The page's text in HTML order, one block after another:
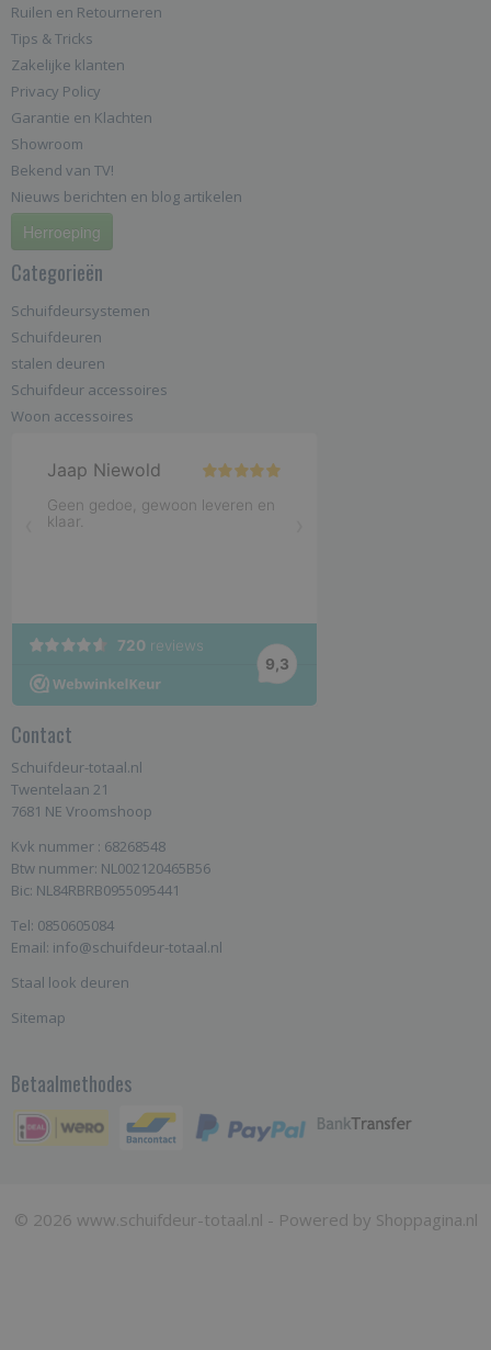
Ruilen en Retourneren
Tips & Tricks
Zakelijke klanten
Privacy Policy
Garantie en Klachten
Showroom
Bekend van TV!
Nieuws berichten en blog artikelen
Herroeping
Categorieën
Schuifdeursystemen
Schuifdeuren
stalen deuren
Schuifdeur accessoires
Woon accessoires
Contact
Schuifdeur-totaal.nl
Twentelaan 21
7681 NE Vroomshoop
Kvk nummer : 68268548
Btw nummer: NL002120465B56
Bic: NL84RBRB0955095441
Tel: 0850605084
Email: info@schuifdeur-totaal.nl
Staal look deuren
Sitemap
Betaalmethodes
© 2026 www.schuifdeur-totaal.nl - Powered by Shoppagina.nl